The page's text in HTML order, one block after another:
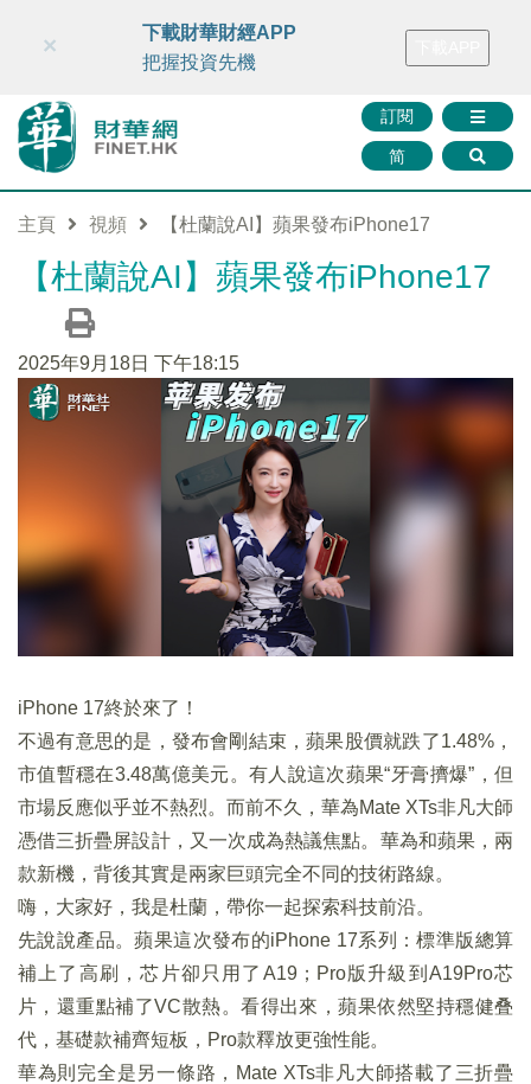
財華智庫網 FINTV FINMETA 財華證券 媒體矩陣
訂閱
简
×
下載財華財經APP
把握投資先機
主頁 視頻 【杜蘭說AI】蘋果發布iPhone17
【杜蘭說AI】蘋果發布iPhone17
2025年9月18日 下午18:15
iPhone 17終於來了！
不過有意思的是，發布會剛結束，蘋果股價就跌了1.48%，
市值暫穩在3.48萬億美元。有人說這次蘋果“牙膏擠爆”，但
市場反應似乎並不熱烈。而前不久，華為Mate XTs非凡大師
憑借三折疊屏設計，又一次成為熱議焦點。華為和蘋果，兩
款新機，背後其實是兩家巨頭完全不同的技術路線。
嗨，大家好，我是杜蘭，帶你一起探索科技前沿。
先說說產品。蘋果這次發布的iPhone 17系列：標準版總算
補上了高刷，芯片卻只用了A19；Pro版升級到A19Pro芯
片，還重點補了VC散熱。看得出來，蘋果依然堅持穩健叠
代，基礎款補齊短板，Pro款釋放更強性能。
華為則完全是另一條路，Mate XTs非凡大師搭載了三折疊